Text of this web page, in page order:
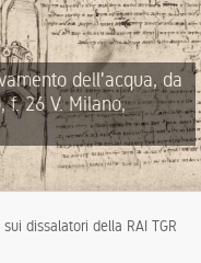
dell'acqua, da
f. 26 V. Milano,
dissalatori della RAI TGR